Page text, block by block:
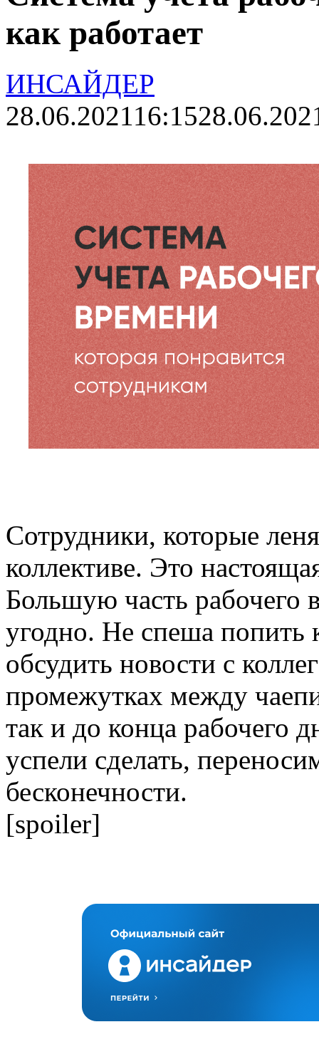
как работает
ИНСАЙДЕР
28.06.202116:15
Сотрудники, которые
коллективе. Это
Большую часть рабочего
угодно. Не спеша попить
обсудить новости с
промежутках между
так и до конца рабочего
успели сделать,
бесконечности.
[spoiler]